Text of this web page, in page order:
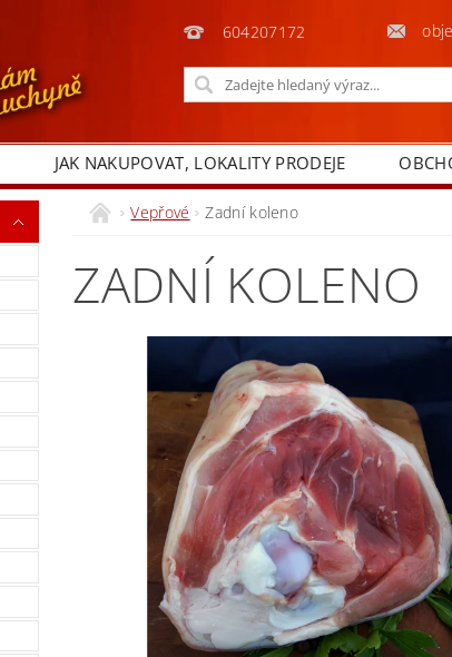
604207172
JAK NAKUPOVAT, LOKALITY PRODEJE
Vepřové Zadní koleno
ZADNÍ KOLENO